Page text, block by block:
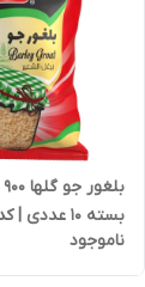
بسته 10 عددی | کد 1348
ناموجود